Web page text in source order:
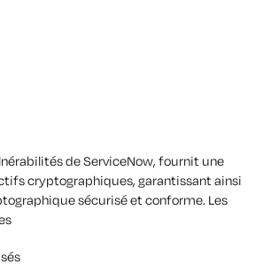
de ServiceNow, fournit une
cryptographiques, garantissant ainsi
sécurisé et conforme. Les